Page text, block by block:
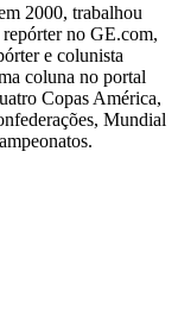
2000, trabalhou
no GE.com,
e colunista
coluna no portal
Copas América,
Mundial